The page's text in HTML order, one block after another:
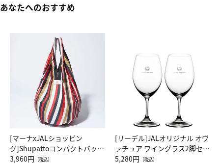
あなたへのおすすめ
[マーナxJALショッピン
グ]Shupattoコンパクトバッグ
Drop JAL客室乗務員（LC）ス
3,960円 （税込）
[リーデル]JALオリジナル オヴ
ァチュア ワイングラス2脚セッ
ト（レッドワイン）
5,280円 （税込）